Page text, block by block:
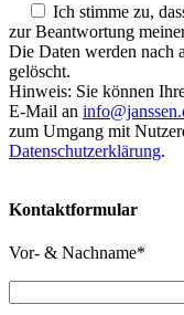
Ich stimme zu,
zur Beantwortung
Die Daten werden nach
gelöscht.
Hinweis: Sie können
E-Mail an
zum Umgang mit
Datenschutzerklärung.
Kontaktformular
Vor- & Nachname*